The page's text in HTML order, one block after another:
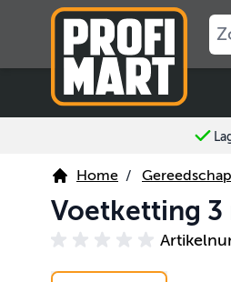
Ga naar de inhoud
Home /
Voetketting 3